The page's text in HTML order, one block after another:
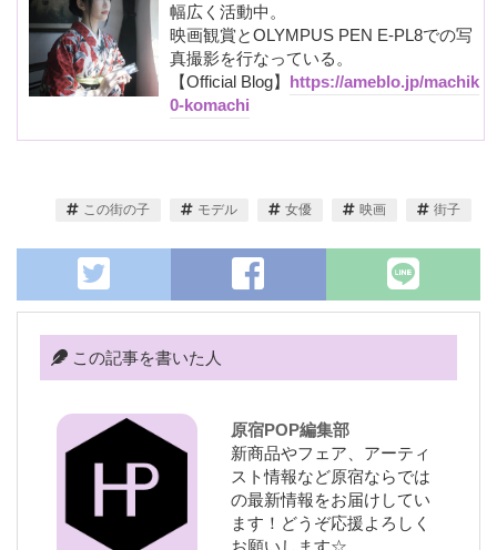
幅広く活動中。
映画観賞とOLYMPUS PEN E-PL8での写
真撮影を行なっている。
【Official Blog】 https://ameblo.jp/machik
0-komachi
この街の子 モデル 女優 映画 街子
この記事を書いた人
原宿POP編集部
新商品やフェア、アーティ
スト情報など原宿ならでは
の最新情報をお届けしてい
ます！どうぞ応援よろしく
お願いします☆